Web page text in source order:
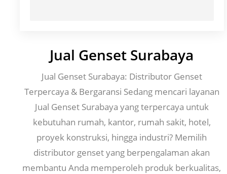
Jual Genset Surabaya
Jual Genset Surabaya: Distributor Genset
Terpercaya & Bergaransi Sedang mencari layanan
Jual Genset Surabaya yang terpercaya untuk
kebutuhan rumah, kantor, rumah sakit, hotel,
proyek konstruksi, hingga industri? Memilih
distributor genset yang berpengalaman akan
membantu Anda memperoleh produk berkualitas,